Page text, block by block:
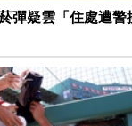
彈疑雲「住處遭警